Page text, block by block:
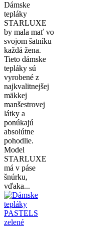
Dámske
tepláky
STARLUXE
by mala mať vo
svojom šatníku
každá žena.
Tieto dámske
tepláky sú
vyrobené z
najkvalitnejšej
mäkkej
manšestrovej
látky a
ponúkajú
absolútne
pohodlie.
Model
STARLUXE
má v páse
šnúrku,
vďaka...